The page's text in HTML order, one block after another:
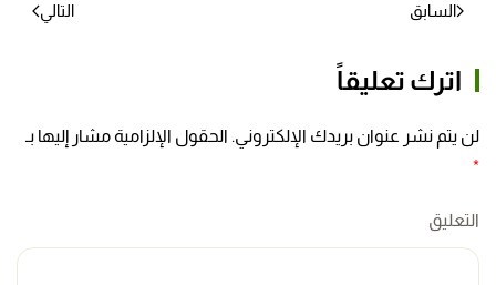
السابق التالي
اترك تعليقاً
لن يتم نشر عنوان بريدك الإلكتروني. الحقول الإلزامية مشار إليها بـ
*
التعليق